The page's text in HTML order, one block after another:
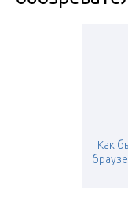
Как